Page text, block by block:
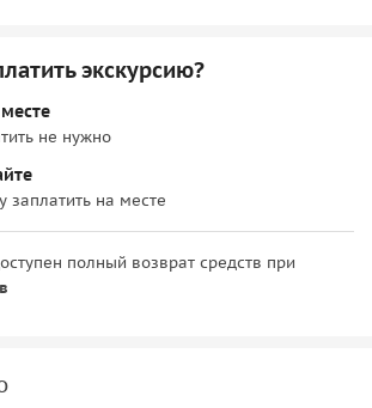
экскурсию?
не нужно
на месте
полный возврат средств при